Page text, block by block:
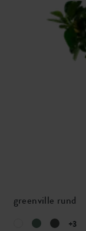
greenville rund
+3